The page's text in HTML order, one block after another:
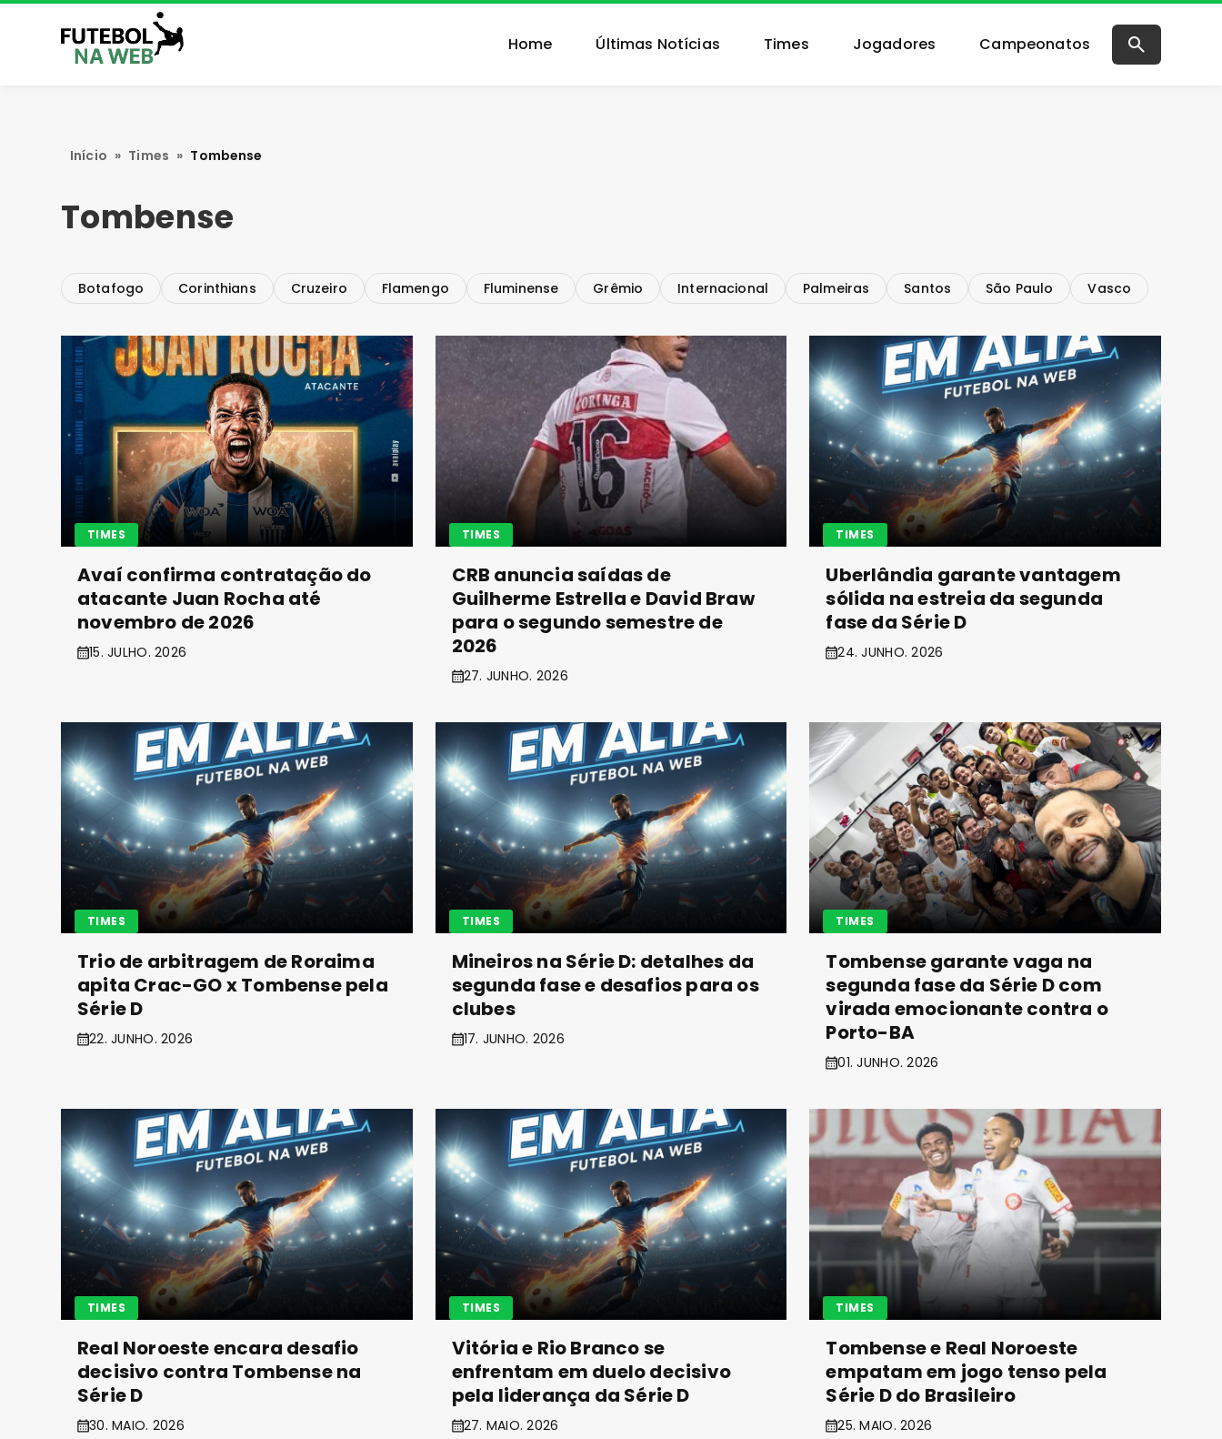
Home Últimas Notícias Times Jogadores Campeonatos
Início » Times » Tombense
Tombense
Botafogo Corinthians Cruzeiro Flamengo Fluminense Grêmio Internacional Palmeiras Santos São Paulo Vasco
TIMES
Avaí confirma contratação do
atacante Juan Rocha até
novembro de 2026
15. JULHO. 2026
TIMES
CRB anuncia saídas de
Guilherme Estrella e David Braw
para o segundo semestre de
2026
27. JUNHO. 2026
TIMES
Uberlândia garante vantagem
sólida na estreia da segunda
fase da Série D
24. JUNHO. 2026
TIMES
Trio de arbitragem de Roraima
apita Crac-GO x Tombense pela
Série D
22. JUNHO. 2026
TIMES
Mineiros na Série D: detalhes da
segunda fase e desafios para os
clubes
17. JUNHO. 2026
TIMES
Tombense garante vaga na
segunda fase da Série D com
virada emocionante contra o
Porto-BA
01. JUNHO. 2026
TIMES
Real Noroeste encara desafio
decisivo contra Tombense na
Série D
30. MAIO. 2026
TIMES
Vitória e Rio Branco se
enfrentam em duelo decisivo
pela liderança da Série D
27. MAIO. 2026
TIMES
Tombense e Real Noroeste
empatam em jogo tenso pela
Série D do Brasileiro
25. MAIO. 2026